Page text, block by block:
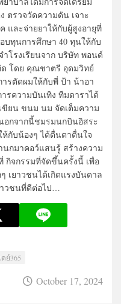
ตรวจวัดความดัน เจาะ
และจ่ายยาให้กับผู้สูงอายุที่
บทุนการศึกษา 40 ทุนให้กับ
โรงเรียนจาก บริษัท พอนด์
โดย คุณชาตรี อุดมวิทย์
รตัดผมให้กับพี่ ป้า น้าอา
รความบันเทิง ทีมดาราได้
ขียน ขนม นม จัดเต็มความ
อกจากนี้ชมรมนกบินอิสระ
กับน้องๆ ได้ตื่นตาตื่นใจ
นกมาคอว์แสนรู้ สร้างความ
กิจกรรมที่จัดขึ้นครั้งนี้ เพื่อ
เยาวชนได้เกิดแรงบันดาล
าวชนที่ดีต่อไป…
ย์365
October 17, 2024